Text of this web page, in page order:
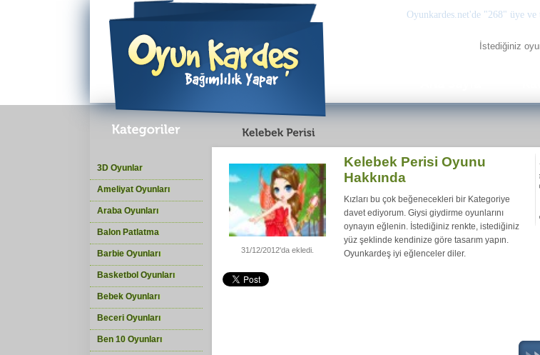
Oyunkardes.net'de "268" üye ve
3D Oyunlar
Ameliyat Oyunları
Araba Oyunları
Balon Patlatma
Barbie Oyunları
Basketbol Oyunları
Bebek Oyunları
Beceri Oyunları
Ben 10 Oyunları
31/12/2012'da ekledi.
Kelebek Perisi Oyunu
Hakkında
Kızları bu çok beğenecekleri bir Kategoriye
davet ediyorum. Giysi giydirme oyunlarını
oynayın eğlenin. İstediğiniz renkte, istediğiniz
yüz şeklinde kendinize göre tasarım yapın.
Oyunkardeş iyi eğlenceler diler.